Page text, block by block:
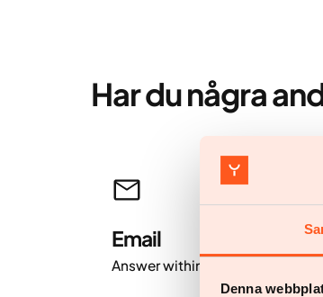
Denna
Har du några
Email
Answer within 24 hours.